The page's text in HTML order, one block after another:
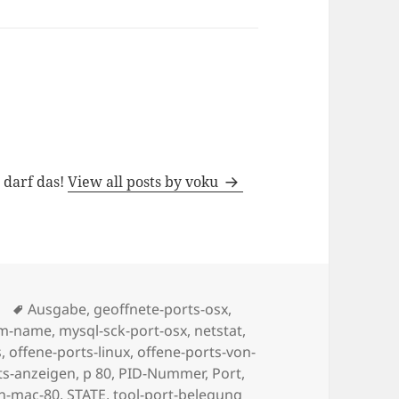
das!View all posts by voku
Tags
Ausgabe, geoffnete-ports-osx,
name, mysql-sck-port-osx, netstat,
, offene-ports-linux, offene-ports-von-
anzeigen, p 80, PID-Nummer, Port,
mac-80, STATE,tool-port-belegung